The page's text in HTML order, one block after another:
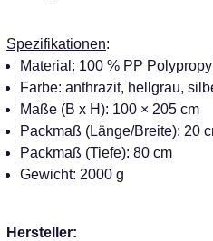
Spezifikationen:
Material: 100 % PP
Farbe: anthrazit, hellgrau,
Maße (B x H): 100 × 205 cm
Packmaß (Länge/Breite): 20
Packmaß (Tiefe): 80 cm
Gewicht: 2000 g
Hersteller: